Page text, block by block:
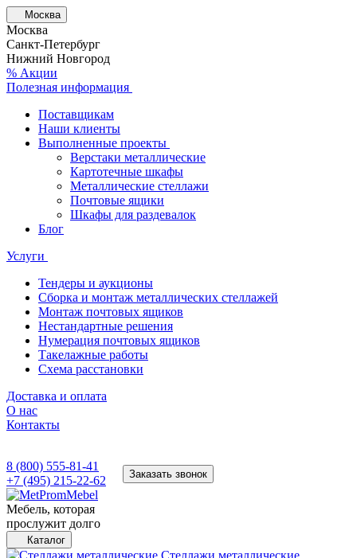
Москва
Москва
Санкт-Петербург
Нижний Новгород
% Акции
Полезная информация
Поставщикам
Наши клиенты
Выполненные проекты
Верстаки металлические
Картотечные шкафы
Металлические стеллажи
Почтовые ящики
Шкафы для раздевалок
Блог
Услуги
Тендеры и аукционы
Сборка и монтаж металлических стеллажей
Монтаж почтовых ящиков
Нестандартные решения
Нумерация почтовых ящиков
Такелажные работы
Схема расстановки
Доставка и оплата
О нас
Контакты
8 (800) 555-81-41
+7 (495) 215-22-62
Заказать звонок
Мебель, которая
прослужит долго
Каталог
Стеллажи металлические